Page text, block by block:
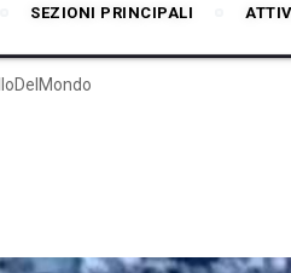
SEZIONI PRINCIPALI